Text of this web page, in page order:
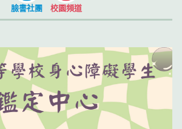
臉書社團 校園頻道